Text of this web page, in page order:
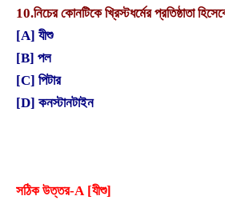
10.নিচের কোনটিকে খ্রিস্টধর্মের প্রতিষ্ঠাতা
[A] যীশু
[B] পল
[C] পিটার
[D] কনস্টানটাইন
সঠিক উত্তর-A [যীশু]